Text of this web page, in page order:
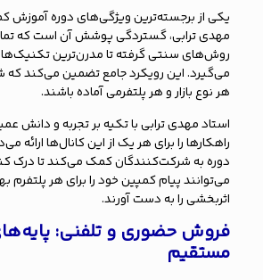
یکی از برجسته‌ترین ویژگی‌های دوره آموزش
مهدی ترابی، گستردگی پوشش آن است که
روش‌های سنتی گرفته تا مدرن‌ترین تکنیک‌های
می‌گیرد. این رویکرد جامع تضمین می‌کند که
هر نوع بازار و هر پلتفرمی آماده باشند.
استاد مهدی ترابی با تکیه بر تجربه و دانش
راهکارها را برای هر یک از این کانال‌ها ارائه
دوره به شرکت‌کنندگان کمک می‌کند تا درک
می‌توانند پیام کمپین خود را برای هر پلتفرم
اثربخشی را به دست آورند.
فروش حضوری و تلفنی:
مستقیم